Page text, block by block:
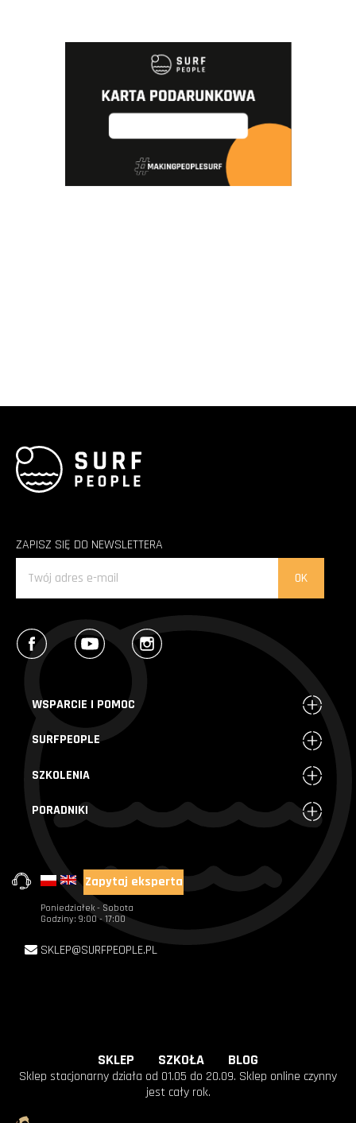
ZAPISZ SIĘ DO NEWSLETTERA
Facebook YouTube
WSPARCIE I POMOC
SURFPEOPLE
SZKOLENIA
PORADNIKI
+48 720 004 000
Zapytaj eksperta
Poniedziałek - Sobota
Godziny: 9:00 - 17:00
SKLEP@SURFPEOPLE.PL
Sklep stacjonarny działa od 01.05 do 20.09. Sklep online czynny
jest cały rok.
SKLEP SZKOŁA BLOG